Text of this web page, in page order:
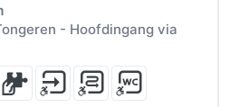
- Hoofdingang via